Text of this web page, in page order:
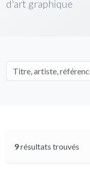
d'art graphique
9résultats trouvés